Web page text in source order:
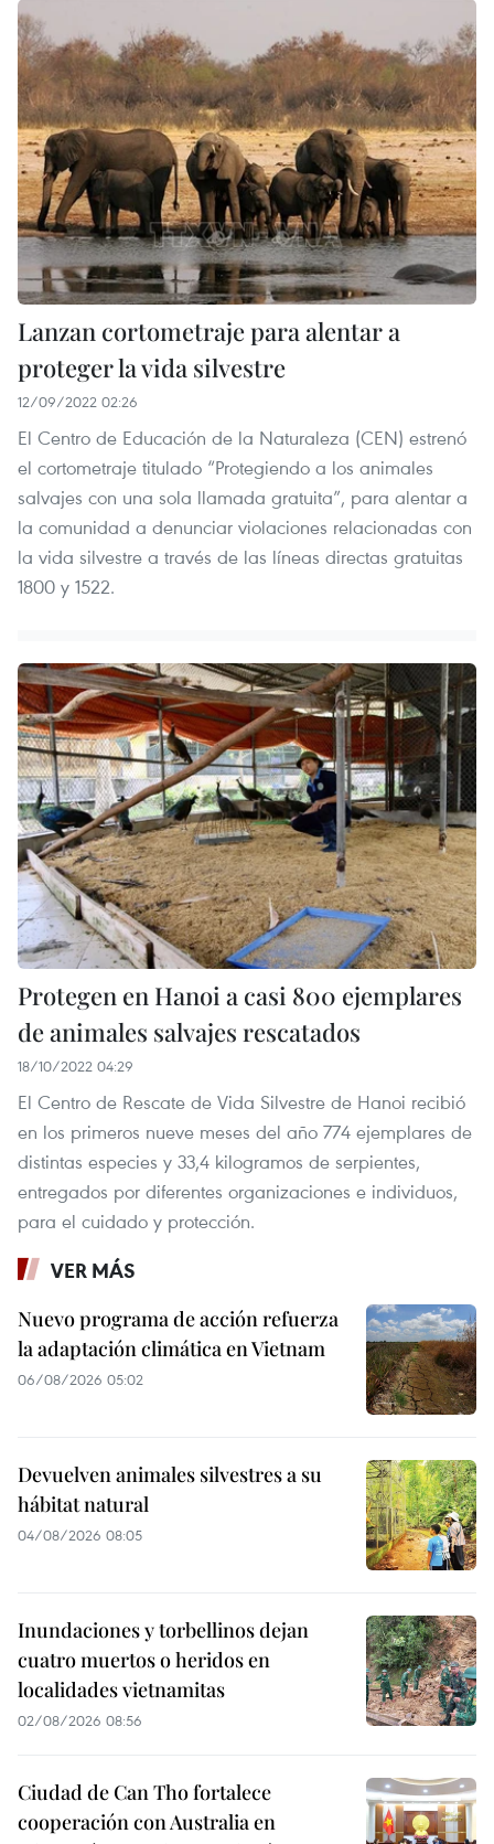
Lanzan cortometraje para alentar a
proteger la vida silvestre
12/09/2022 02:26
El Centro de Educación de la Naturaleza (CEN) estrenó
el cortometraje titulado “Protegiendo a los animales
salvajes con una sola llamada gratuita”, para alentar a
la comunidad a denunciar violaciones relacionadas con
la vida silvestre a través de las líneas directas gratuitas
1800 y 1522.
Protegen en Hanoi a casi 800 ejemplares
de animales salvajes rescatados
18/10/2022 04:29
El Centro de Rescate de Vida Silvestre de Hanoi recibió
en los primeros nueve meses del año 774 ejemplares de
distintas especies y 33,4 kilogramos de serpientes,
entregados por diferentes organizaciones e individuos,
para el cuidado y protección.
VER MÁS
Nuevo programa de acción refuerza
la adaptación climática en Vietnam
06/08/2026 05:02
Devuelven animales silvestres a su
hábitat natural
04/08/2026 08:05
Inundaciones y torbellinos dejan
cuatro muertos o heridos en
localidades vietnamitas
02/08/2026 08:56
Ciudad de Can Tho fortalece
cooperación con Australia en